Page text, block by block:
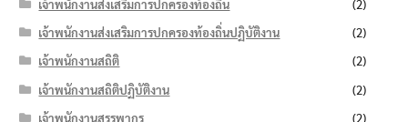
เจ้าพนักงานส่งเสริมการปกครองท้องถิ่น
(2)
เจ้าพนักงานส่งเสริมการปกครองท้องถิ่นปฏิบัติงาน
(2)
เจ้าพนักงานสถิติ
(2)
เจ้าพนักงานสถิติปฏิบัติงาน
(2)
เจ้าพนักงานสรรพากร
(2)